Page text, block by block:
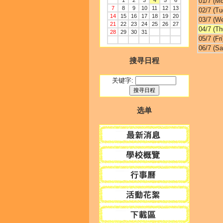
7
8 9 10 11 12
13
14
15 16 17 18 19
20
21
22 23 24 25 26
27
28
29 30 31
搜寻日程
关键字:
选单
02/7
03/7
04/7
05/7
06/7